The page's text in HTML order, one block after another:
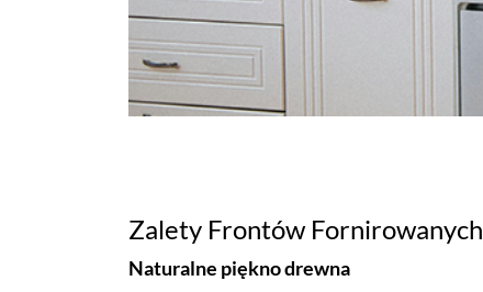
Zalety Frontów Fornirowanych
Naturalne piękno drewna